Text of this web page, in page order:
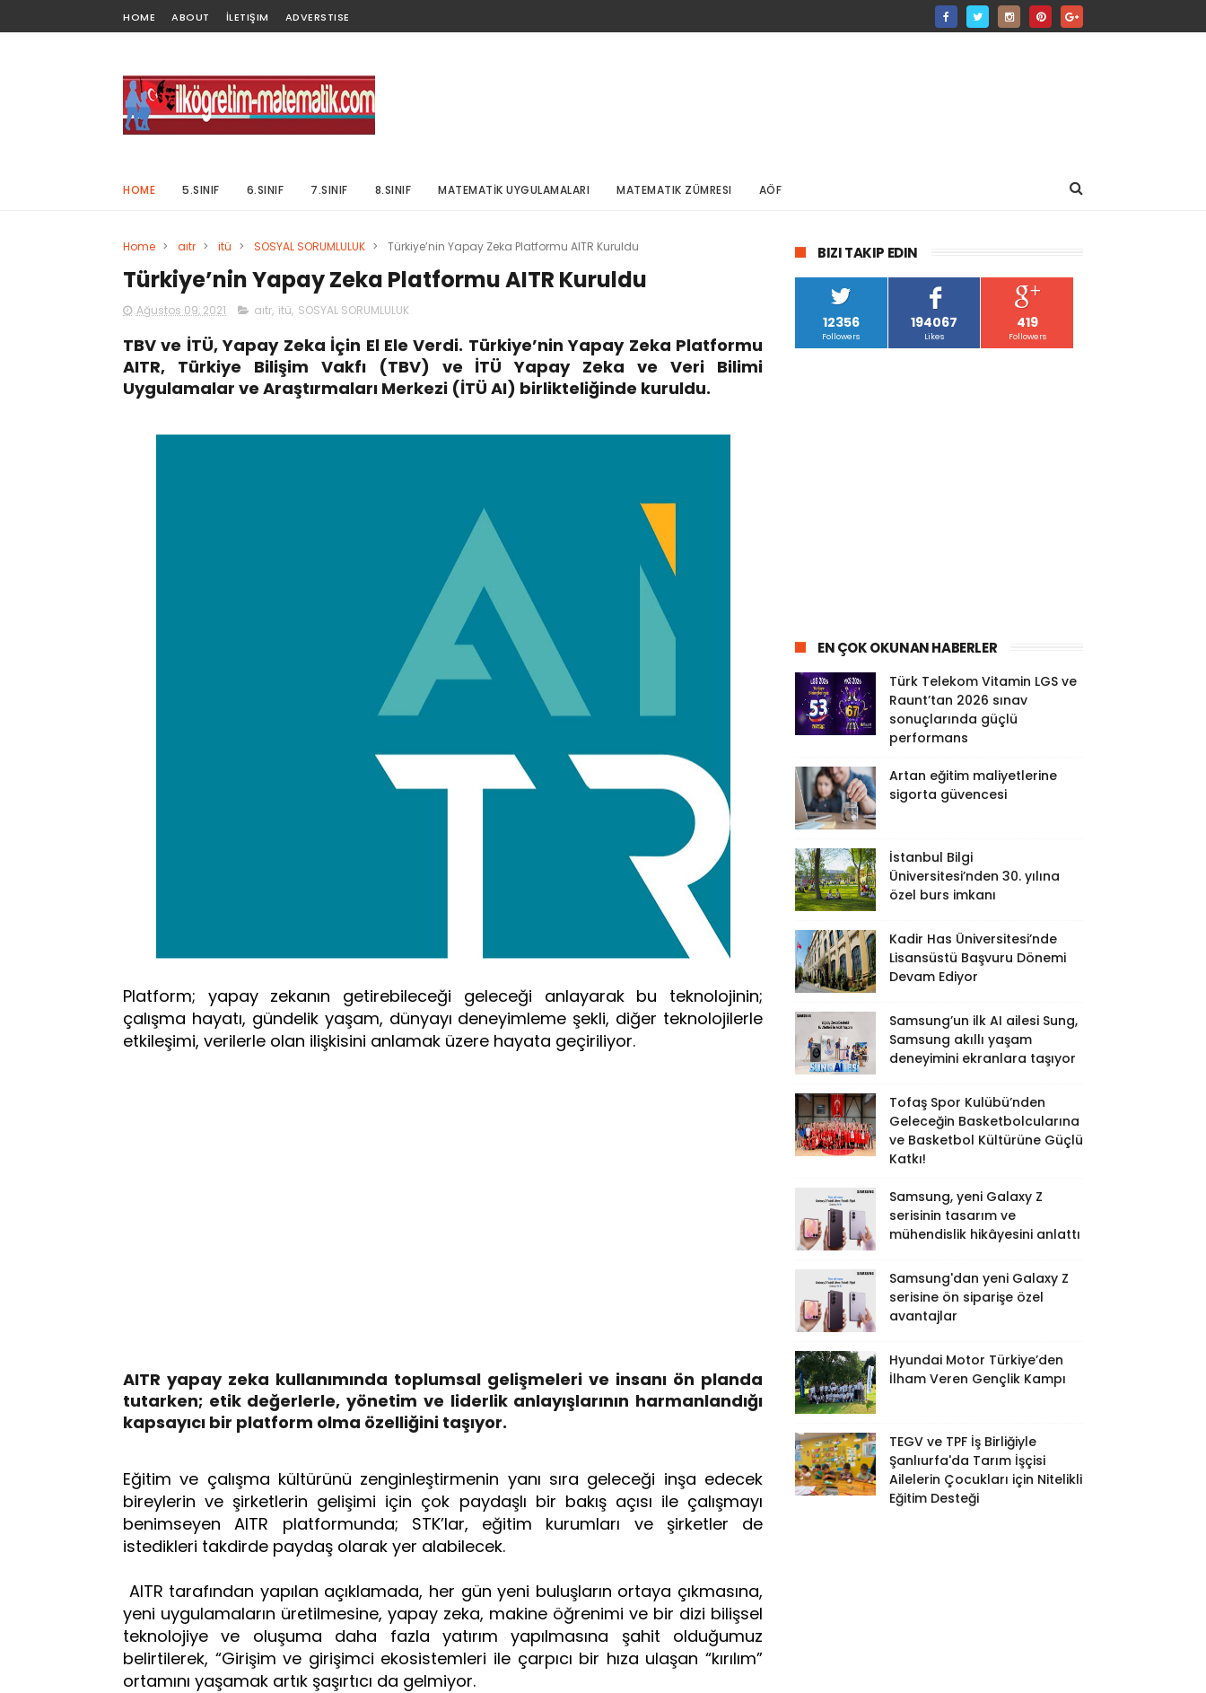
HOME ABOUT İLETIŞIM ADVERSTISE
HOME 5.SINIF 6.SINIF 7.SINIF 8.SINIF MATEMATİK UYGULAMALARI MATEMATIK ZÜMRESI AÖF
Home > aıtr > itü > SOSYAL SORUMLULUK > Türkiye’nin Yapay Zeka Platformu AITR Kuruldu
Türkiye’nin Yapay Zeka Platformu AITR Kuruldu
Ağustos 09, 2021 aıtr, itü, SOSYAL SORUMLULUK
TBV ve İTÜ, Yapay Zeka İçin El Ele Verdi. Türkiye’nin Yapay Zeka Platformu
AITR, Türkiye Bilişim Vakfı (TBV) ve İTÜ Yapay Zeka ve Veri Bilimi
Uygulamalar ve Araştırmaları Merkezi (İTÜ AI) birlikteliğinde kuruldu.
Platform; yapay zekanın getirebileceği geleceği anlayarak bu teknolojinin;
çalışma hayatı, gündelik yaşam, dünyayı deneyimleme şekli, diğer teknolojilerle
etkileşimi, verilerle olan ilişkisini anlamak üzere hayata geçiriliyor.
AITR yapay zeka kullanımında toplumsal gelişmeleri ve insanı ön planda
tutarken; etik değerlerle, yönetim ve liderlik anlayışlarının harmanlandığı
kapsayıcı bir platform olma özelliğini taşıyor.
Eğitim ve çalışma kültürünü zenginleştirmenin yanı sıra geleceği inşa edecek
bireylerin ve şirketlerin gelişimi için çok paydaşlı bir bakış açısı ile çalışmayı
benimseyen AITR platformunda; STK’lar, eğitim kurumları ve şirketler de
istedikleri takdirde paydaş olarak yer alabilecek.
AITR tarafından yapılan açıklamada, her gün yeni buluşların ortaya çıkmasına,
yeni uygulamaların üretilmesine, yapay zeka, makine öğrenimi ve bir dizi bilişsel
teknolojiye ve oluşuma daha fazla yatırım yapılmasına şahit olduğumuz
belirtilerek, “Girişim ve girişimci ekosistemleri ile çarpıcı bir hıza ulaşan “kırılım”
ortamını yaşamak artık şaşırtıcı da gelmiyor.
BIZI TAKIP EDIN
12356
Followers
194067
Likes
419
Followers
EN ÇOK OKUNAN HABERLER
Türk Telekom Vitamin LGS ve
Raunt’tan 2026 sınav
sonuçlarında güçlü
performans
Artan eğitim maliyetlerine
sigorta güvencesi
İstanbul Bilgi
Üniversitesi’nden 30. yılına
özel burs imkanı
Kadir Has Üniversitesi’nde
Lisansüstü Başvuru Dönemi
Devam Ediyor
Samsung’un ilk AI ailesi Sung,
Samsung akıllı yaşam
deneyimini ekranlara taşıyor
Tofaş Spor Kulübü’nden
Geleceğin Basketbolcularına
ve Basketbol Kültürüne Güçlü
Katkı!
Samsung, yeni Galaxy Z
serisinin tasarım ve
mühendislik hikâyesini anlattı
Samsung'dan yeni Galaxy Z
serisine ön siparişe özel
avantajlar
Hyundai Motor Türkiye’den
İlham Veren Gençlik Kampı
TEGV ve TPF İş Birliğiyle
Şanlıurfa'da Tarım İşçisi
Ailelerin Çocukları için Nitelikli
Eğitim Desteği